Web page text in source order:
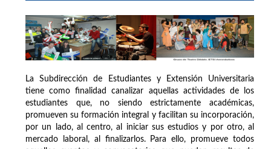
La Subdirección de Estudiantes y Extensión Universitaria
tiene como finalidad canalizar aquellas actividades de los
estudiantes que, no siendo estrictamente académicas,
promueven su formación integral y facilitan su incorporación,
por un lado, al centro, al iniciar sus estudios y por otro, al
mercado laboral, al finalizarlos. Para ello, promueve todos